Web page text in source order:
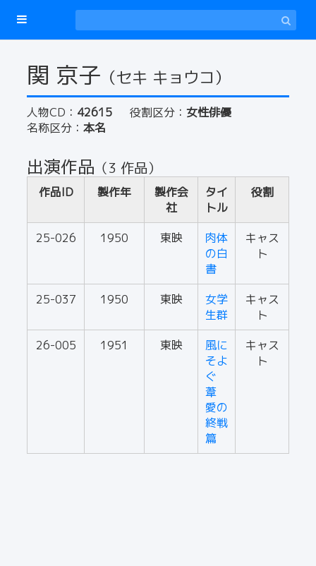
関 京子 （セキ キョウコ）
人物CD： 42615 役割区分： 女性俳優
名称区分： 本名
出演作品 （3 作品）
作品ID 製作年
製作会
社
タイ
トル
役割
25-026 1950 東映
肉体
の白
書
キャス
ト
25-037 1950 東映
女学
生群
キャス
ト
26-005
1951 東映
風に
そよ
ぐ
葦
愛の
終戦
篇
キャス
ト